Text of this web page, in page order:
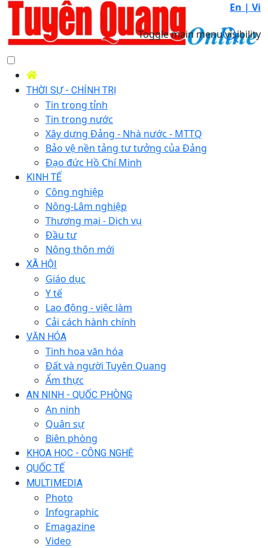
En | Vi
Toggle main menu visibility
THỜI SỰ - CHÍNH TRỊ
Tin trong tỉnh
Tin trong nước
Xây dựng Đảng - Nhà nước - MTTQ
Bảo vệ nền tảng tư tưởng của Đảng
Đạo đức Hồ Chí Minh
KINH TẾ
Công nghiệp
Nông-Lâm nghiệp
Thương mại - Dịch vụ
Đầu tư
Nông thôn mới
XÃ HỘI
Giáo dục
Y tế
Lao động - việc làm
Cải cách hành chính
VĂN HÓA
Tinh hoa văn hóa
Đất và người Tuyên Quang
Ẩm thực
AN NINH - QUỐC PHÒNG
An ninh
Quân sự
Biên phòng
KHOA HỌC - CÔNG NGHỆ
QUỐC TẾ
MULTIMEDIA
Photo
Infographic
Emagazine
Video